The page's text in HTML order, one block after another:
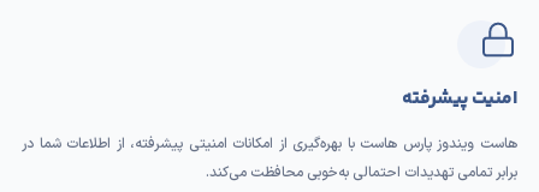
امنیت پیشرفته
هاست ویندوز پارس هاست با بهره‌گیری از امکانات امنیتی پیشرفته، از اطلاعات شما در
برابر تمامی تهدیدات احتمالی به‌خوبی محافظت می‌کند.